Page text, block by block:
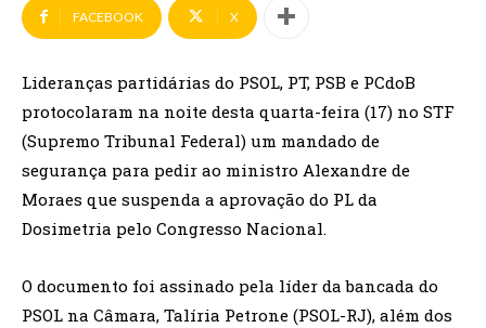
FACEBOOK X
Lideranças partidárias do PSOL, PT, PSB e PCdoB
protocolaram na noite desta quarta-feira (17) no STF
(Supremo Tribunal Federal) um mandado de
segurança para pedir ao ministro Alexandre de
Moraes que suspenda a aprovação do PL da
Dosimetria pelo Congresso Nacional.
O documento foi assinado pela líder da bancada do
PSOL na Câmara, Talíria Petrone (PSOL-RJ), além dos